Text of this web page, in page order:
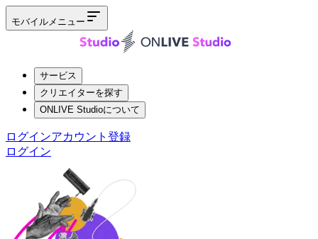
モバイルメニュー
サービス
クリエイターを探す
ONLIVE Studioについて
ログインアカウント登録
ログイン